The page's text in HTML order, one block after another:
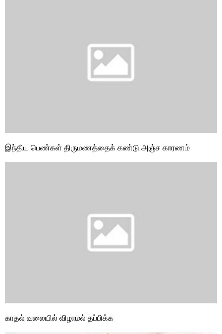
இந்திய பெண்கள் திருமணத்தைக் கண்டு அஞ்ச காரணம்
காதல் வலையில் விழாமல் தப்பிக்க